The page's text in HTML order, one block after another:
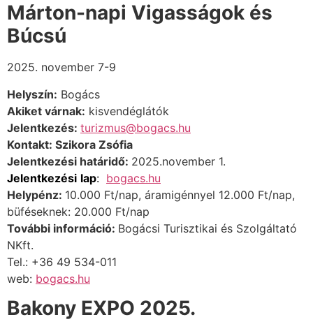
Márton-napi Vigasságok és
Búcsú
2025. november 7-9
Helyszín: Bogács
Akiket várnak: kisvendéglátók
Jelentkezés: turizmus@bogacs.hu
Kontakt: Szikora Zsófia
Jelentkezési határidő: 2025.november 1.
Jelentkezési lap: bogacs.hu
Helypénz: 10.000 Ft/nap, áramigénnyel 12.000 Ft/nap,
büféseknek: 20.000 Ft/nap
További információ: Bogácsi Turisztikai és Szolgáltató
NKft.
Tel.: +36 49 534-011
web: bogacs.hu
Bakony EXPO 2025.